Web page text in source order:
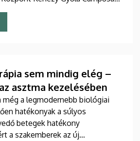
augusztusban nyitják meg
sem mindig elég –
asztma kezelésében
még a legmodernebb biológiai
hatékonyak a súlyos
betegek hatékony
a szakemberek az új